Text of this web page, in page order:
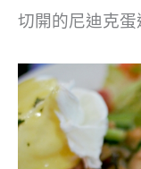
切開的尼迪克